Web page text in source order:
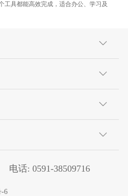
工具都能高效完成，适合办公、学习及
电话: 0591-38509716
-6